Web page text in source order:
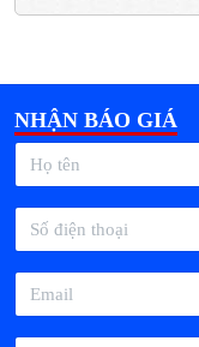
NHẬN BÁO GIÁ